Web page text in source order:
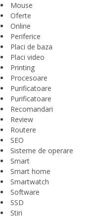
Mouse
Oferte
Online
Periferice
Placi de baza
Placi video
Printing
Procesoare
Purificatoare
Purificatoare
Recomandari
Review
Routere
SEO
Sisteme de operare
Smart
Smart home
Smartwatch
Software
SSD
Stiri